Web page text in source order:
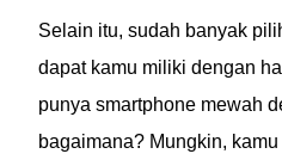
Selain itu, sudah banyak
dapat kamu miliki dengan
punya smartphone mewah
bagaimana? Mungkin,